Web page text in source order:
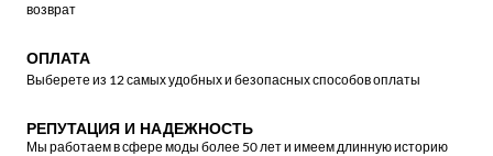
возврат
ОПЛАТА
Выберете из 12 самых удобных и безопасных способов оплаты
РЕПУТАЦИЯ И НАДЕЖНОСТЬ
Мы работаем в сфере моды более 50 лет и имеем длинную историю